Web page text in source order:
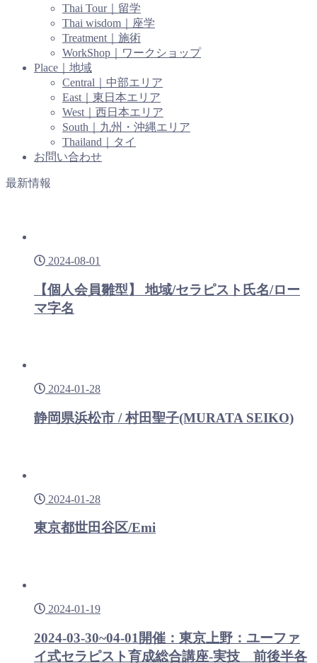
Thai Tour｜留学
Thai wisdom｜座学
Treatment｜施術
WorkShop｜ワークショップ
Place｜地域
Central｜中部エリア
East｜東日本エリア
West｜西日本エリア
South｜九州・沖縄エリア
Thailand｜タイ
お問い合わせ
最新情報
2024-08-01
【個人会員雛型】 地域/セラピスト氏名/ロー
マ字名
2024-01-28
静岡県浜松市 / 村田聖子(MURATA SEIKO)
2024-01-28
東京都世田谷区/Emi
2024-01-19
2024-03-30~04-01開催：東京上野：ユーファ
イ式セラピスト育成総合講座-実技 前後半各